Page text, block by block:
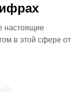
настоящие
в этой сфере от